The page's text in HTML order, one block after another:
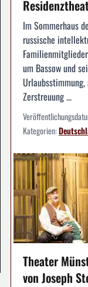
Im Sommerhaus
russische
um Bassow und
Zerstreuung ...
Kategorien:
Theater
von Joseph